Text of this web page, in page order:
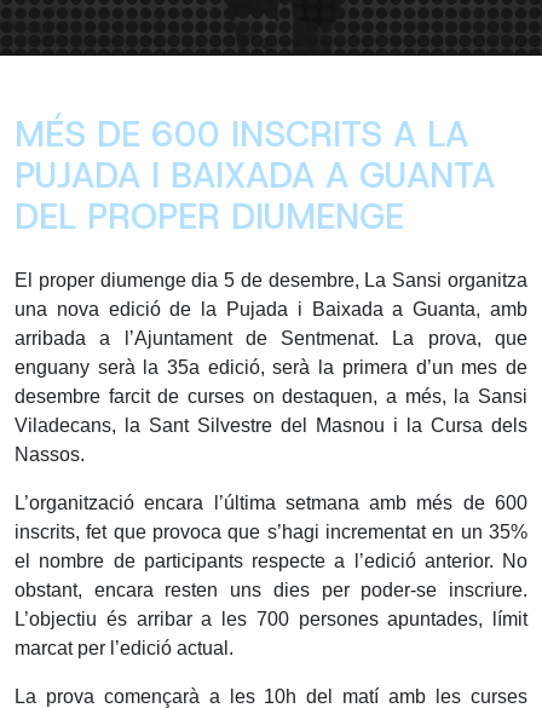
MÉS DE 600 INSCRITS A LA
PUJADA I BAIXADA A GUANTA
DEL PROPER DIUMENGE
El proper diumenge dia 5 de desembre, La Sansi organitza
una nova edició de la Pujada i Baixada a Guanta, amb
arribada a l’Ajuntament de Sentmenat. La prova, que
enguany serà la 35a edició, serà la primera d’un mes de
desembre farcit de curses on destaquen, a més, la Sansi
Viladecans, la Sant Silvestre del Masnou i la Cursa dels
Nassos.
L’organització encara l’última setmana amb més de 600
inscrits, fet que provoca que s’hagi incrementat en un 35%
el nombre de participants respecte a l’edició anterior. No
obstant, encara resten uns dies per poder-se inscriure.
L’objectiu és arribar a les 700 persones apuntades, límit
marcat per l’edició actual.
La prova començarà a les 10h del matí amb les curses